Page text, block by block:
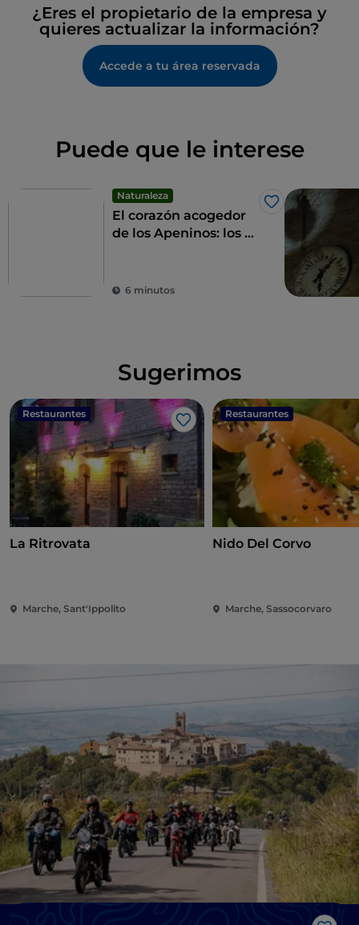
¿Eres el propietario de la empresa y
quieres actualizar la información?
Accede a tu área reservada
Puede que le interese
Naturaleza
Me gusta
El corazón acogedor
de los Apeninos: los 9
6 minutos
Sugerimos
Restaurantes
Me gusta
La Ritrovata
Marche, Sant'Ippolito
Restaurantes
Nido Del Corvo
Marche, Sassocorvaro